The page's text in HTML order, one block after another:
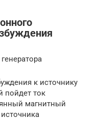
к источнику
пойдет ток
магнитный